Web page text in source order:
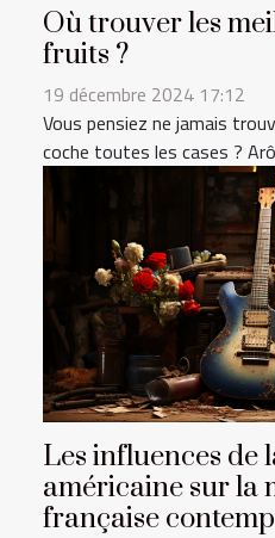
Où trouver les
fruits ?
19 décembre 2024 17:12
Vous pensiez ne jamais
coche toutes les cases ?
Les influences de
américaine sur la
française